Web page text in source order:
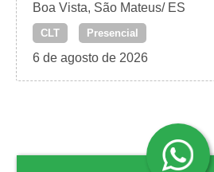
Boa Vista, São Mateus/ ES
CLT Presencial
6 de agosto de 2026